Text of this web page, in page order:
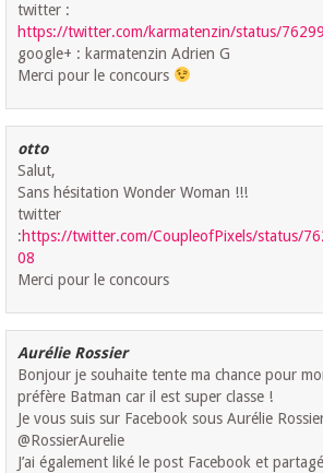
twitter :
https://twitter.com/karmatenzin/status/
google+ : karmatenzin Adrien G
Merci pour le concours
otto
Salut,
Sans hésitation Wonder Woman !!!
twitter
:https://twitter.com/CoupleofPixels/status/
08
Merci pour le concours
Aurélie Rossier
Bonjour je souhaite tente ma chance pour
préfère Batman car il est super classe !
Je vous suis sur Facebook sous Aurélie
@RossierAurelie
J’ai également liké le post Facebook et